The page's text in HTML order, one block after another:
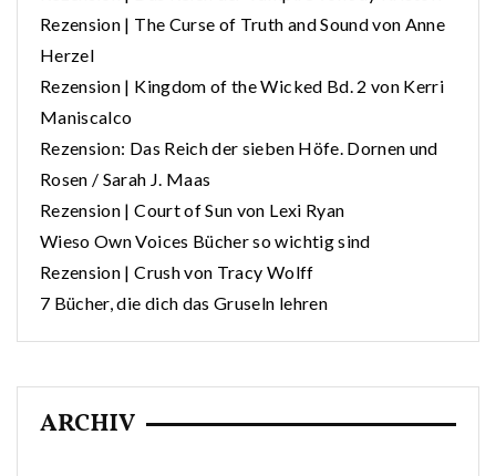
Rezension | The Curse of Truth and Sound von Anne
Herzel
Rezension | Kingdom of the Wicked Bd. 2 von Kerri
Maniscalco
Rezension: Das Reich der sieben Höfe. Dornen und
Rosen / Sarah J. Maas
Rezension | Court of Sun von Lexi Ryan
Wieso Own Voices Bücher so wichtig sind
Rezension | Crush von Tracy Wolff
7 Bücher, die dich das Gruseln lehren
ARCHIV